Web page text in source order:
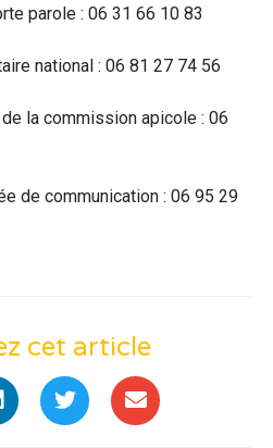
parole : 06 31 66 10 83
national : 06 81 27 74 56
la commission apicole : 06
de communication : 06 95 29
cet article